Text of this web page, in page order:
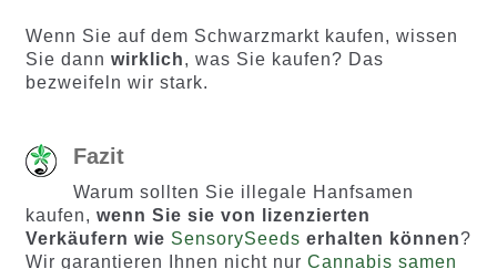
Wenn Sie auf dem Schwarzmarkt kaufen, wissen
Sie dann wirklich, was Sie kaufen? Das
bezweifeln wir stark.
Fazit
Warum sollten Sie illegale Hanfsamen
kaufen, wenn Sie sie von lizenzierten
Verkäufern wie SensorySeeds erhalten können?
Wir garantieren Ihnen nicht nur Cannabis samen